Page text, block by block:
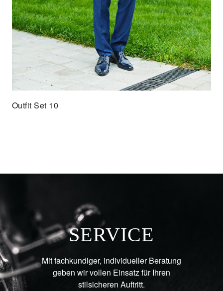
Outfit Set 10
SERVICE
Mit fachkundiger, individueller Beratung
geben wir vollen Einsatz für Ihren
stilsicheren Auftritt.